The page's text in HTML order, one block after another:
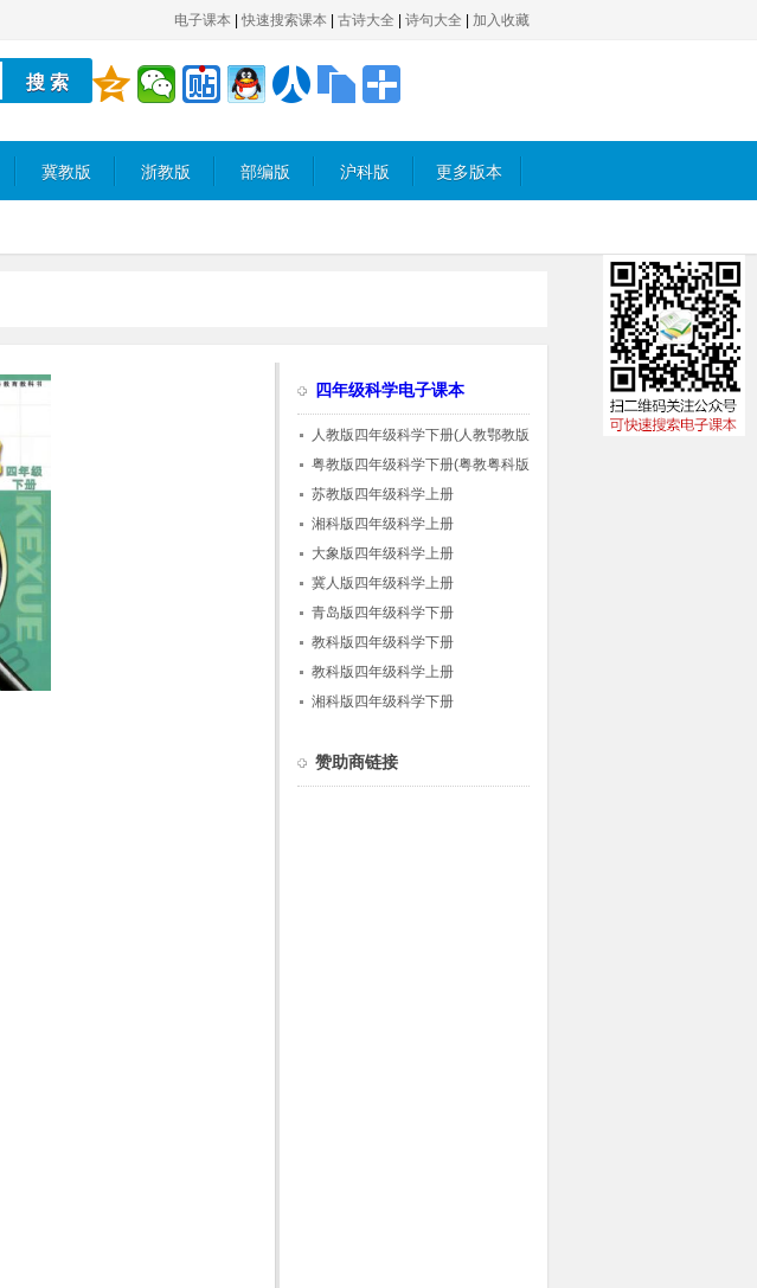
电子课本 快速搜索课本 古诗大全 诗句大全 加入收藏
冀教版 浙教版 部编版 沪科版 更多版本
四年级科学电子课本
人教版四年级科学下册(人教鄂教版)
粤教版四年级科学下册(粤教粤科版)
苏教版四年级科学上册
湘科版四年级科学上册
大象版四年级科学上册
冀人版四年级科学上册
青岛版四年级科学下册
教科版四年级科学下册
教科版四年级科学上册
湘科版四年级科学下册
赞助商链接